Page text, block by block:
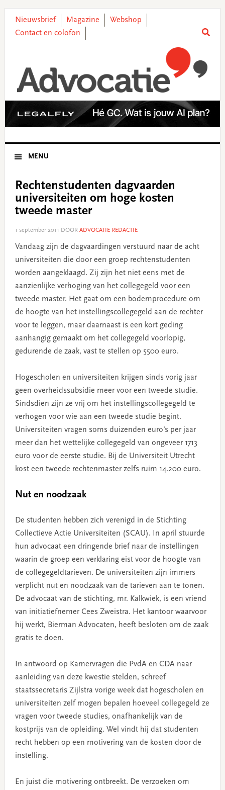
primary
main
primary
footer
Nieuwsbrief Magazine
Webshop
Contact en colofon
MENU
Rechtenstudenten dagvaarden
universiteiten om hoge kosten
tweede master
1 september 2011 DOOR ADVOCATIE REDACTIE
Vandaag zijn de dagvaardingen verstuurd naar de acht
universiteiten die door een groep rechtenstudenten
worden aangeklaagd. Zij zijn het niet eens met de
aanzienlijke verhoging van het collegegeld voor een
tweede master. Het gaat om een bodemprocedure om
de hoogte van het instellingscollegegeld aan de rechter
voor te leggen, maar daarnaast is een kort geding
aanhangig gemaakt om het collegegeld voorlopig,
gedurende de zaak, vast te stellen op 5500 euro.
Hogescholen en universiteiten krijgen sinds vorig jaar
geen overheidssubsidie meer voor een tweede studie.
Sindsdien zijn ze vrij om het instellingscollegegeld te
verhogen voor wie aan een tweede studie begint.
Universiteiten vragen soms duizenden euro’s per jaar
meer dan het wettelijke collegegeld van ongeveer 1713
euro voor de eerste studie. Bij de Universiteit Utrecht
kost een tweede rechtenmaster zelfs ruim 14.200 euro.
Nut en noodzaak
De studenten hebben zich verenigd in de Stichting
Collectieve Actie Universiteiten (SCAU). In april stuurde
hun advocaat een dringende brief naar de instellingen
waarin de groep een verklaring eist voor de hoogte van
de collegegeldtarieven. De universiteiten zijn immers
verplicht nut en noodzaak van de tarieven aan te tonen.
De advocaat van de stichting, mr. Kalkwiek, is een vriend
van initiatiefnemer Cees Zweistra. Het kantoor waarvoor
hij werkt, Bierman Advocaten, heeft besloten om de zaak
gratis te doen.
In antwoord op Kamervragen die PvdA en CDA naar
aanleiding van deze kwestie stelden, schreef
staatssecretaris Zijlstra vorige week dat hogescholen en
universiteiten zelf mogen bepalen hoeveel collegegeld ze
vragen voor tweede studies, onafhankelijk van de
kostprijs van de opleiding. Wel vindt hij dat studenten
recht hebben op een motivering van de kosten door de
instelling.
En juist die motivering ontbreekt. De verzoeken om